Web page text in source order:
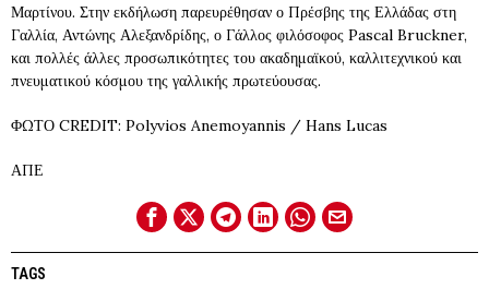
Μαρτίνου. Στην εκδήλωση παρευρέθησαν ο Πρέσβης της Ελλάδας στη
Γαλλία, Αντώνης Αλεξανδρίδης, ο Γάλλος φιλόσοφος Pascal Bruckner,
και πολλές άλλες προσωπικότητες του ακαδημαϊκού, καλλιτεχνικού και
πνευματικού κόσμου της γαλλικής πρωτεύουσας.
ΦΩΤΟ CREDIT: Polyvios Anemoyannis / Hans Lucas
ΑΠΕ
TAGS